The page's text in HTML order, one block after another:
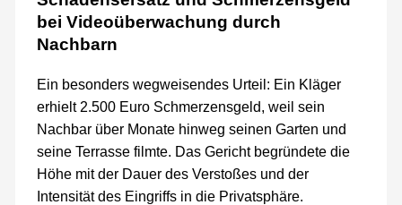
bei Videoüberwachung durch
Nachbarn
Ein besonders wegweisendes Urteil: Ein Kläger
erhielt 2.500 Euro Schmerzensgeld, weil sein
Nachbar über Monate hinweg seinen Garten und
seine Terrasse filmte. Das Gericht begründete die
Höhe mit der Dauer des Verstoßes und der
Intensität des Eingriffs in die Privatsphäre.